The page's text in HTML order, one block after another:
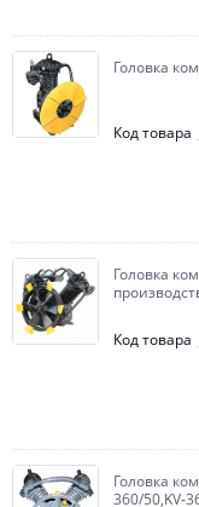
Головка
Код товара
Головка
Код товара
Головка
360/50,KV-